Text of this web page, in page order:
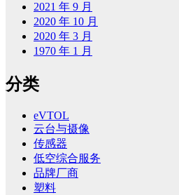
2021 年 9 月
2020 年 10 月
2020 年 3 月
1970 年 1 月
分类
eVTOL
云台与摄像
传感器
低空综合服务
品牌厂商
塑料